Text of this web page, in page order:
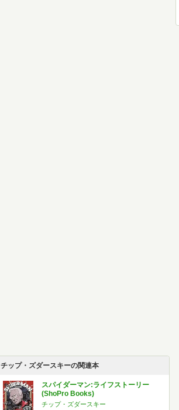
チップ・ズダースキーの関連本
スパイダーマン:ライフストーリー
(ShoPro Books)
チップ・ズダースキー